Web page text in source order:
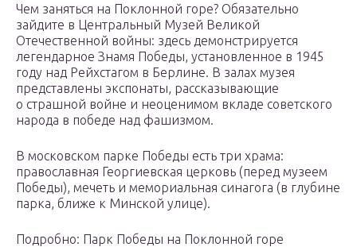
Чем заняться на Поклонной горе? Обязательно
зайдите в Центральный Музей Великой
Отечественной войны: здесь демонстрируется
легендарное Знамя Победы, установленное в 1945
году над Рейхстагом в Берлине. В залах музея
представлены экспонаты, рассказывающие
о страшной войне и неоценимом вкладе советского
народа в победе над фашизмом.
В московском парке Победы есть три храма:
православная Георгиевская церковь (перед музеем
Победы), мечеть и мемориальная синагога (в глубине
парка, ближе к Минской улице).
Подробно: Парк Победы на Поклонной горе